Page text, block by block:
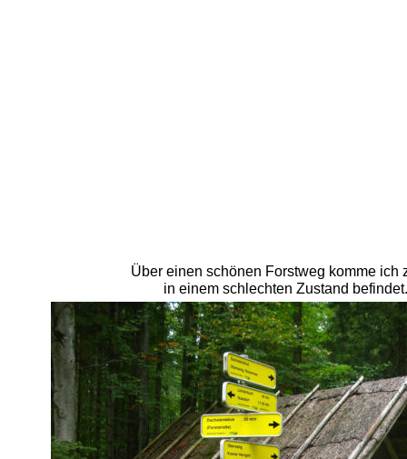
Über einen schönen Forstweg komme
in einem schlechten Zustand